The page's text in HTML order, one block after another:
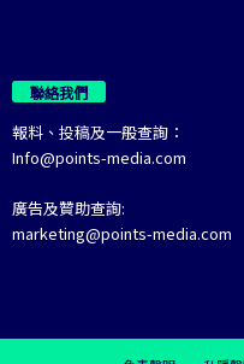
聯絡我們
報料、投稿及一般查詢：
Info@points-media.com
廣告及贊助查詢:
marketing@points-media.com